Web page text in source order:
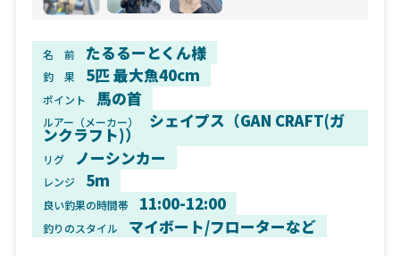
名 前 たるるーとくん様
釣 果 5匹 最大魚40cm
ポイント 馬の首
ルアー（メーカー） シェイプス（GAN CRAFT(ガ
ンクラフト)）
リグ ノーシンカー
レンジ 5m
良い釣果の時間帯 11:00-12:00
釣りのスタイル マイボート/フローターなど